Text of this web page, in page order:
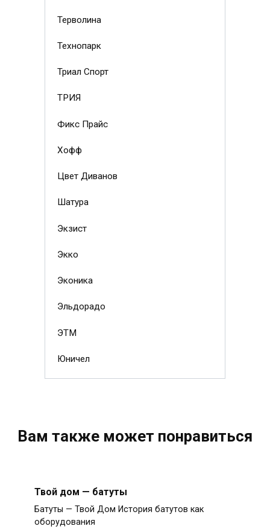
Терволина
Технопарк
Триал Спорт
ТРИЯ
Фикс Прайс
Хофф
Цвет Диванов
Шатура
Экзист
Экко
Эконика
Эльдорадо
ЭТМ
Юничел
Вам также может понравиться
Твой дом — батуты
Батуты — Твой Дом История батутов как
оборудования